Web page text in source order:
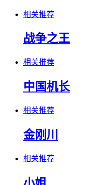
相关推荐
战争之王
相关推荐
中国机长
相关推荐
金刚川
相关推荐